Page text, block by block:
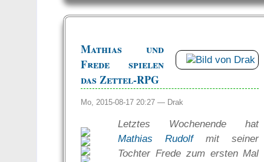
Mathias und
Frede spielen
das Zettel-RPG
Mo, 2015-08-17 20:27 — Drak
Letztes Wochenende hat
Mathias Rudolfmit seiner
Tochter Frede zum ersten Mal